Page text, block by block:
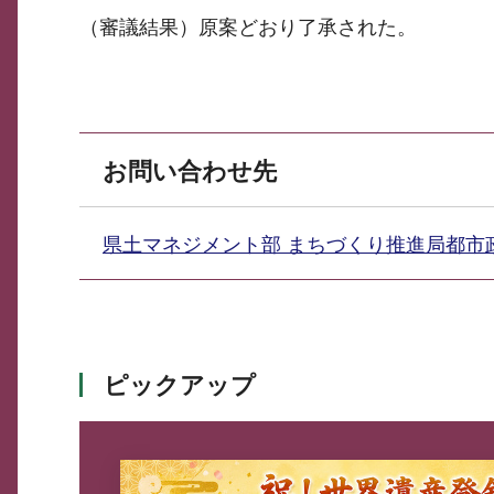
（審議結果）原案どおり了承された。
お問い合わせ先
県土マネジメント部 まちづくり推進局都
ピックアップ